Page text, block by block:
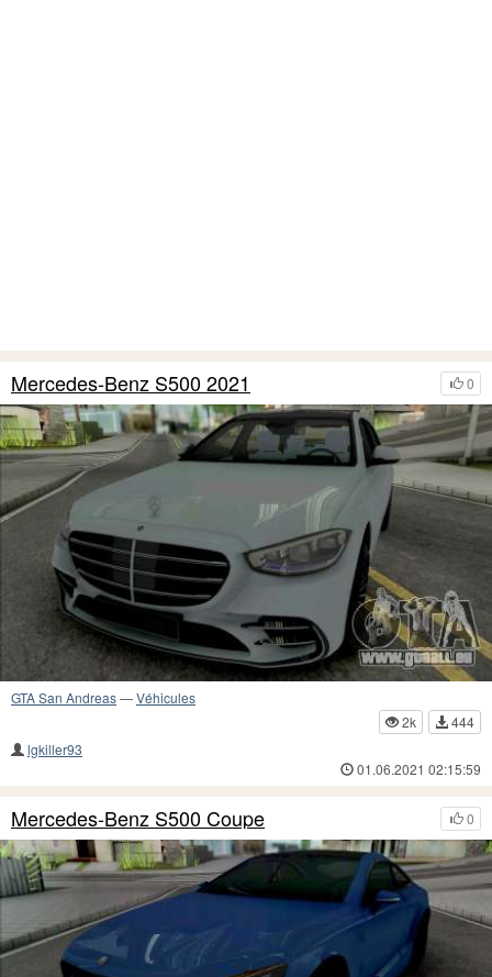
0
Mercedes-Benz S500 2021
GTA San Andreas—Véhicules
2k
444
lgkiller93
01.06.2021 02:15:59
0
Mercedes-Benz S500 Coupe